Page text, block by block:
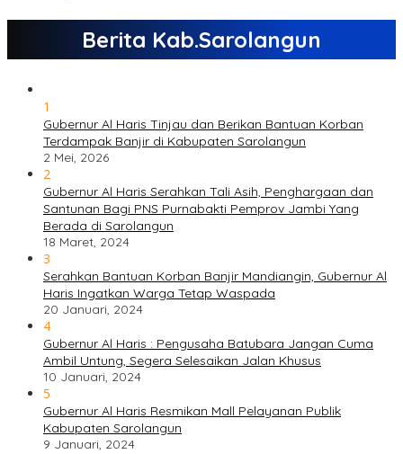
Berita Kab.Sarolangun
1
Gubernur Al Haris Tinjau dan Berikan Bantuan Korban
Terdampak Banjir di Kabupaten Sarolangun
2 Mei, 2026
2
Gubernur Al Haris Serahkan Tali Asih, Penghargaan dan
Santunan Bagi PNS Purnabakti Pemprov Jambi Yang
Berada di Sarolangun
18 Maret, 2024
3
Serahkan Bantuan Korban Banjir Mandiangin, Gubernur Al
Haris Ingatkan Warga Tetap Waspada
20 Januari, 2024
4
Gubernur Al Haris : Pengusaha Batubara Jangan Cuma
Ambil Untung, Segera Selesaikan Jalan Khusus
10 Januari, 2024
5
Gubernur Al Haris Resmikan Mall Pelayanan Publik
Kabupaten Sarolangun
9 Januari, 2024